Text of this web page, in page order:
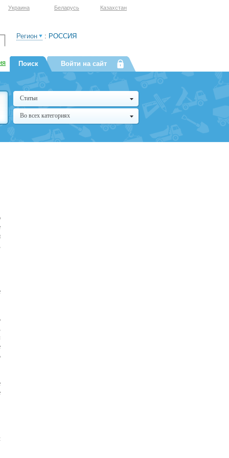
Украина Беларусь Казахстан
Регион : РОССИЯ
Поиск Войти на сайт
Статьи
Во всех категориях